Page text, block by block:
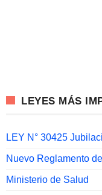
LEYES MÁS
LEY N° 30425
Nuevo Reglamento
Ministerio de Salud